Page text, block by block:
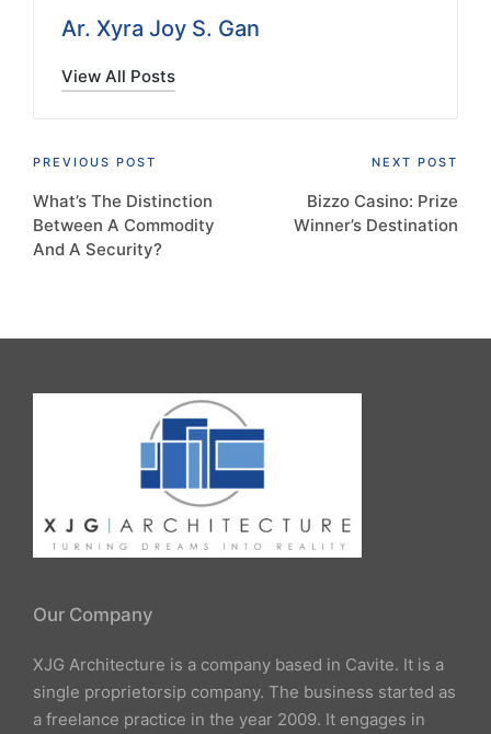
Ar. Xyra Joy S. Gan
View All Posts
Post
navigation
PREVIOUS POST
What’s The Distinction
Between A Commodity
And A Security?
NEXT POST
Bizzo Casino: Prize
Winner’s Destination
Our Company
XJG Architecture is a company based in Cavite. It is a
single proprietorsip company. The business started as
a freelance practice in the year 2009. It engages in